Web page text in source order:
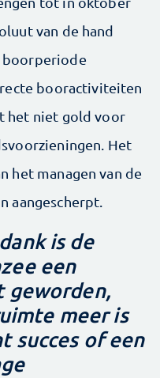
van de hand
boorperiode
booractiviteiten
het niet gold voor
Het
het managen van de
aangescherpt.
is de
een
geworden,
meer is
succes of een